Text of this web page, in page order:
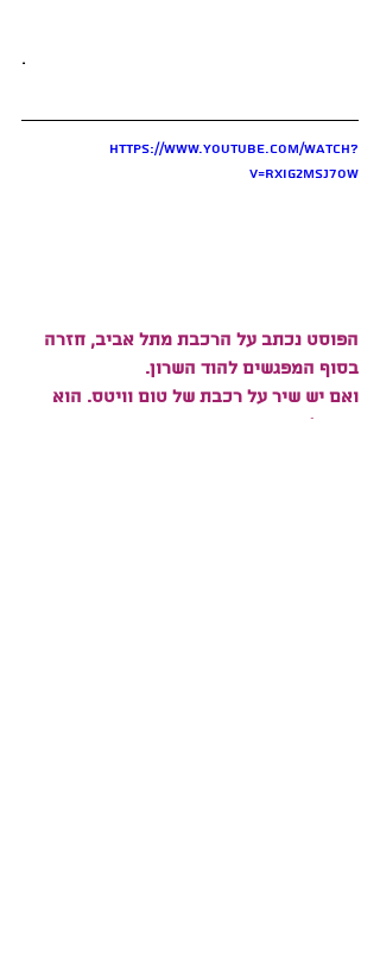
.
https://www.youtube.com/watch?
v=rxIG2msJ7ow
הפוסט נכתב על הרכבת מתל אביב, חזרה
בסוף המפגשים להוד השרון.
ואם יש שיר על רכבת של טום וויטס. הוא
חייב להיות כאן.